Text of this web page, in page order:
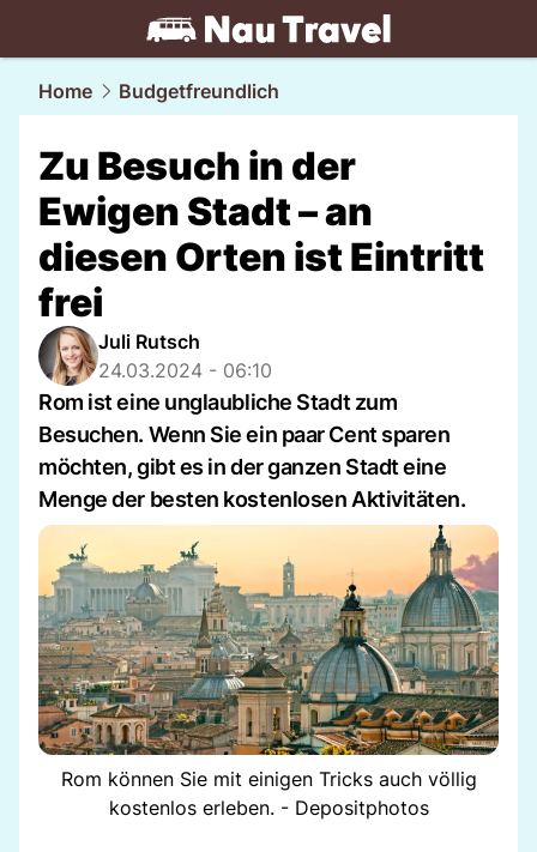
travel.NAU.ch
Home Budgetfreundlich
Zu Besuch in der
Ewigen Stadt – an
diesen Orten ist Eintritt
frei
Juli Rutsch
24.03.2024 - 06:10
Rom ist eine unglaubliche Stadt zum
Besuchen. Wenn Sie ein paar Cent sparen
möchten, gibt es in der ganzen Stadt eine
Menge der besten kostenlosen Aktivitäten.
Rom können Sie mit einigen Tricks auch völlig
kostenlos erleben. - Depositphotos